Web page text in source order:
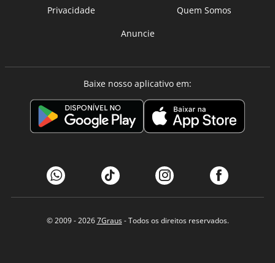
Privacidade
Quem Somos
Anuncie
Baixe nosso aplicativo em:
© 2009 - 20267Graus- Todos os direitos reservados.